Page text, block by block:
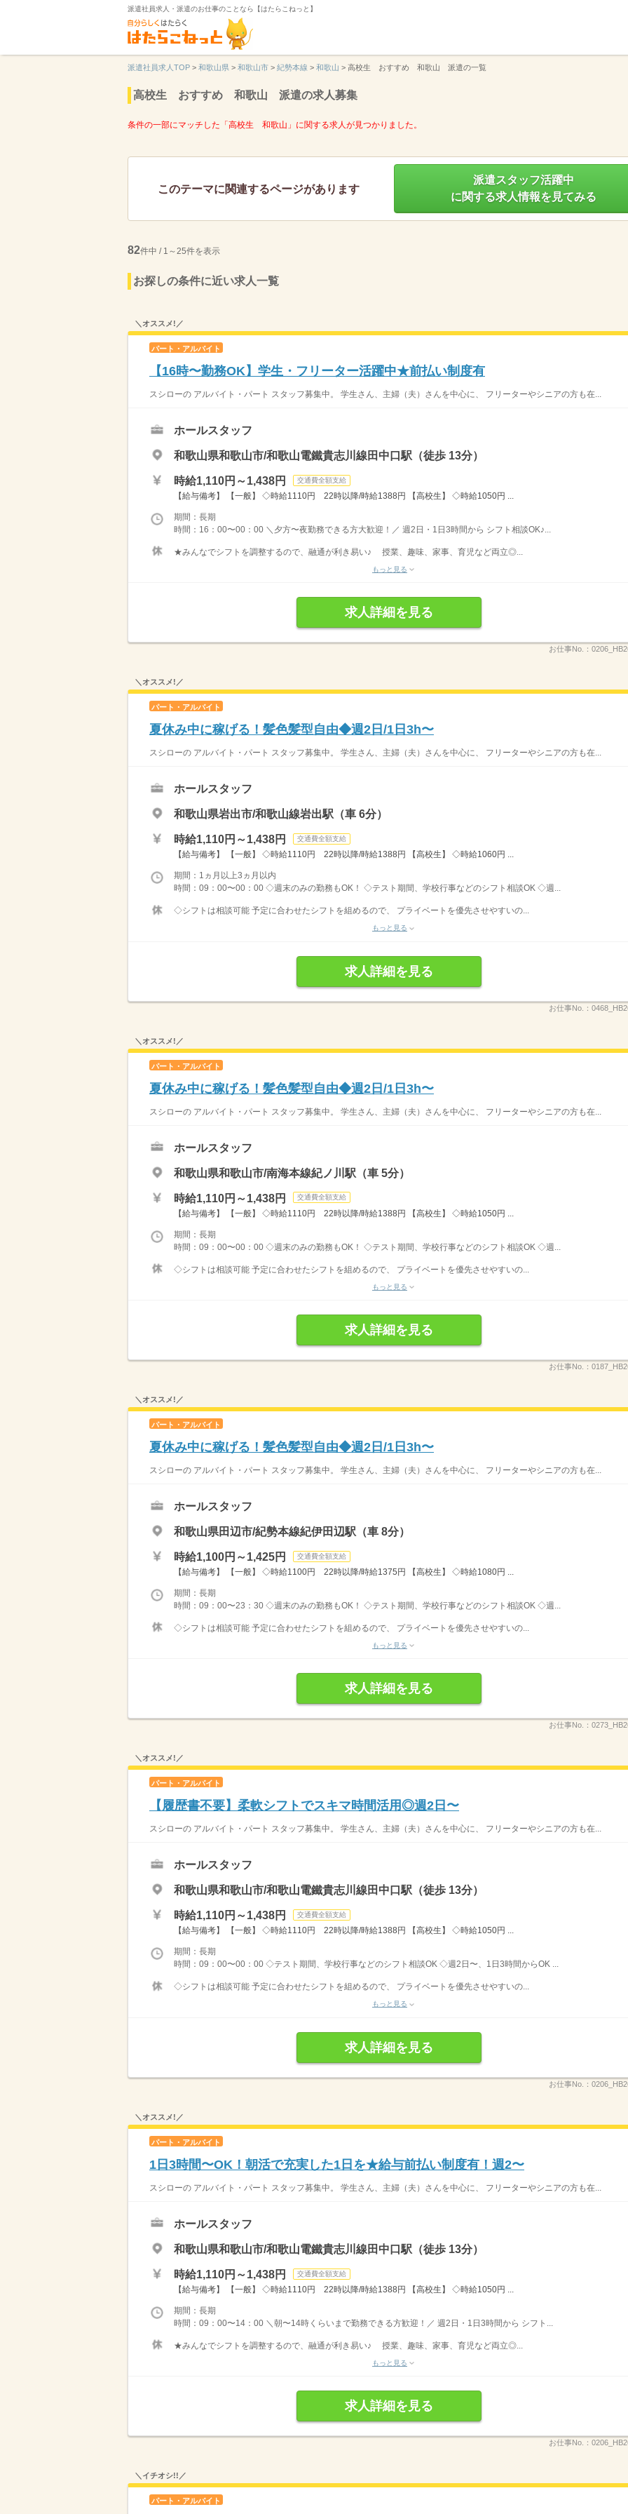
派遣社員求人・派遣のお仕事のことなら【はたらこねっと】
派遣社員求人TOP > 和歌山県 > 和歌山市 > 紀勢本線 > 和歌山 > 高校生 おすすめ 和歌山 派遣の一覧
高校生 おすすめ 和歌山 派遣の求人募集
条件の一部にマッチした「高校生 和歌山」に関する求人が見つかりました。
このテーマに関連するページがあります
派遣スタッフ活躍中
に関する求人情報を見てみる
82件中 / 1～25件を表示
お探しの条件に近い求人一覧
＼オススメ!／
パート・アルバイト
【16時〜勤務OK】学生・フリーター活躍中★前払い制度有
スシローの アルバイト・パート スタッフ募集中。 学生さん、主婦（夫）さんを中心に、 フリーターやシニアの方も在...
ホールスタッフ
和歌山県和歌山市/和歌山電鐵貴志川線田中口駅（徒歩 13分）
時給1,110円～1,438円 交通費全額支給
【給与備考】 【一般】 ◇時給1110円 22時以降/時給1388円 【高校生】 ◇時給1050円 ...
期間：長期
時間：16：00〜00：00 ＼夕方〜夜勤務できる方大歓迎！／ 週2日・1日3時間から シフト相談OK♪...
★みんなでシフトを調整するので、融通が利き易い♪ 授業、趣味、家事、育児など両立◎...
もっと見る
求人詳細を見る
お仕事No.：
＼オススメ!／
パート・アルバイト
夏休み中に稼げる！髪色髪型自由◆週2日/1日3h〜
スシローの アルバイト・パート スタッフ募集中。 学生さん、主婦（夫）さんを中心に、 フリーターやシニアの方も在...
ホールスタッフ
和歌山県岩出市/和歌山線岩出駅（車 6分）
時給1,110円～1,438円 交通費全額支給
【給与備考】 【一般】 ◇時給1110円 22時以降/時給1388円 【高校生】 ◇時給1060円 ...
期間：1ヵ月以上3ヵ月以内
時間：09：00〜00：00 ◇週末のみの勤務もOK！ ◇テスト期間、学校行事などのシフト相談OK ◇週...
◇シフトは相談可能 予定に合わせたシフトを組めるので、 プライベートを優先させやすいの...
もっと見る
求人詳細を見る
お仕事No.：
＼オススメ!／
パート・アルバイト
夏休み中に稼げる！髪色髪型自由◆週2日/1日3h〜
スシローの アルバイト・パート スタッフ募集中。 学生さん、主婦（夫）さんを中心に、 フリーターやシニアの方も在...
ホールスタッフ
和歌山県和歌山市/南海本線紀ノ川駅（車 5分）
時給1,110円～1,438円 交通費全額支給
【給与備考】 【一般】 ◇時給1110円 22時以降/時給1388円 【高校生】 ◇時給1050円 ...
期間：長期
時間：09：00〜00：00 ◇週末のみの勤務もOK！ ◇テスト期間、学校行事などのシフト相談OK ◇週...
◇シフトは相談可能 予定に合わせたシフトを組めるので、 プライベートを優先させやすいの...
もっと見る
求人詳細を見る
お仕事No.：
＼オススメ!／
パート・アルバイト
夏休み中に稼げる！髪色髪型自由◆週2日/1日3h〜
スシローの アルバイト・パート スタッフ募集中。 学生さん、主婦（夫）さんを中心に、 フリーターやシニアの方も在...
ホールスタッフ
和歌山県田辺市/紀勢本線紀伊田辺駅（車 8分）
時給1,100円～1,425円 交通費全額支給
【給与備考】 【一般】 ◇時給1100円 22時以降/時給1375円 【高校生】 ◇時給1080円 ...
期間：長期
時間：09：00〜23：30 ◇週末のみの勤務もOK！ ◇テスト期間、学校行事などのシフト相談OK ◇週...
◇シフトは相談可能 予定に合わせたシフトを組めるので、 プライベートを優先させやすいの...
もっと見る
求人詳細を見る
お仕事No.：
＼オススメ!／
パート・アルバイト
【履歴書不要】柔軟シフトでスキマ時間活用◎週2日〜
スシローの アルバイト・パート スタッフ募集中。 学生さん、主婦（夫）さんを中心に、 フリーターやシニアの方も在...
ホールスタッフ
和歌山県和歌山市/和歌山電鐵貴志川線田中口駅（徒歩 13分）
時給1,110円～1,438円 交通費全額支給
【給与備考】 【一般】 ◇時給1110円 22時以降/時給1388円 【高校生】 ◇時給1050円 ...
期間：長期
時間：09：00〜00：00 ◇テスト期間、学校行事などのシフト相談OK ◇週2日〜、1日3時間からOK ...
◇シフトは相談可能 予定に合わせたシフトを組めるので、 プライベートを優先させやすいの...
もっと見る
求人詳細を見る
お仕事No.：
＼オススメ!／
パート・アルバイト
1日3時間〜OK！朝活で充実した1日を★給与前払い制度有！週2〜
スシローの アルバイト・パート スタッフ募集中。 学生さん、主婦（夫）さんを中心に、 フリーターやシニアの方も在...
ホールスタッフ
和歌山県和歌山市/和歌山電鐵貴志川線田中口駅（徒歩 13分）
時給1,110円～1,438円 交通費全額支給
【給与備考】 【一般】 ◇時給1110円 22時以降/時給1388円 【高校生】 ◇時給1050円 ...
期間：長期
時間：09：00〜14：00 ＼朝〜14時くらいまで勤務できる方歓迎！／ 週2日・1日3時間から シフト...
★みんなでシフトを調整するので、融通が利き易い♪ 授業、趣味、家事、育児など両立◎...
もっと見る
求人詳細を見る
お仕事No.：
＼イチオシ!!／
パート・アルバイト